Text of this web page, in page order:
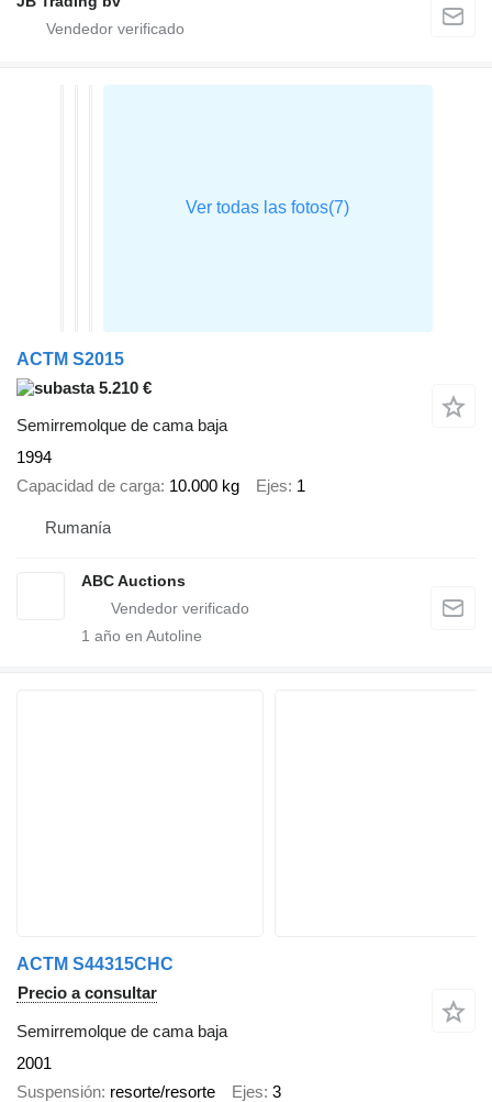
ACTM S2015
5.210 €
Semirremolque de cama baja
1994
Capacidad de carga 10.000 kg Ejes 1
Rumanía
ABC Auctions
1 año en Autoline
ACTM S44315CHC
Precio a consultar
Semirremolque de cama baja
2001
Suspensión resorte/resorte Ejes 3